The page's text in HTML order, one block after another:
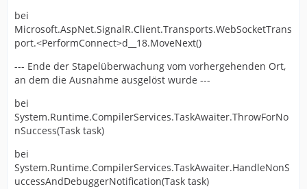
bei
Microsoft.AspNet.SignalR.Client.Transports.WebSocketTrans
port.<PerformConnect>d__18.MoveNext()
--- Ende der Stapelüberwachung vom vorhergehenden Ort,
an dem die Ausnahme ausgelöst wurde ---
bei
System.Runtime.CompilerServices.TaskAwaiter.ThrowForNo
nSuccess(Task task)
bei
System.Runtime.CompilerServices.TaskAwaiter.HandleNonS
uccessAndDebuggerNotification(Task task)